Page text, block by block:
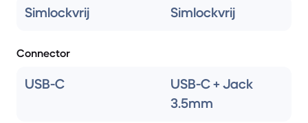
Simlockvrij Simlockvrij
Connector
USB-C
USB-C + Jack
3.5mm